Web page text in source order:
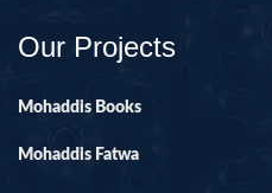
Our Projects
Mohaddis Books
Mohaddis Fatwa